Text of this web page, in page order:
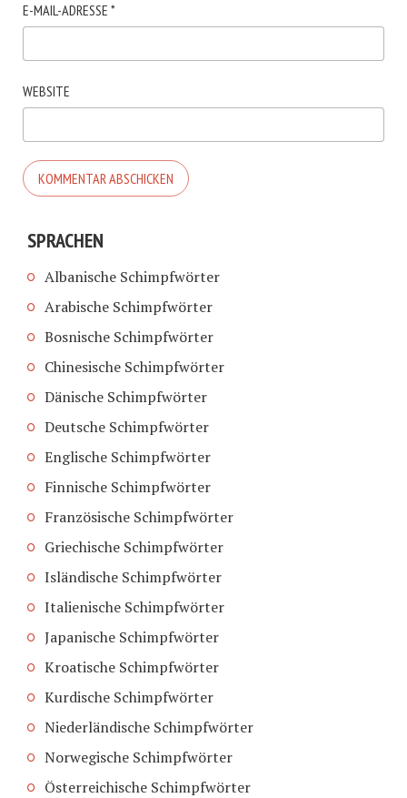
E-MAIL-ADRESSE *
WEBSITE
SPRACHEN
Albanische Schimpfwörter
Arabische Schimpfwörter
Bosnische Schimpfwörter
Chinesische Schimpfwörter
Dänische Schimpfwörter
Deutsche Schimpfwörter
Englische Schimpfwörter
Finnische Schimpfwörter
Französische Schimpfwörter
Griechische Schimpfwörter
Isländische Schimpfwörter
Italienische Schimpfwörter
Japanische Schimpfwörter
Kroatische Schimpfwörter
Kurdische Schimpfwörter
Niederländische Schimpfwörter
Norwegische Schimpfwörter
Österreichische Schimpfwörter